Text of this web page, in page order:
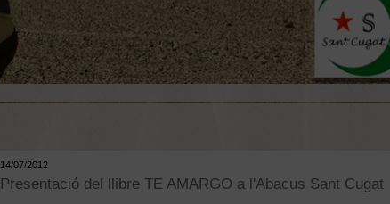
14/07/2012
Presentació del llibre TE AMARGO a l'Abacus Sant Cugat